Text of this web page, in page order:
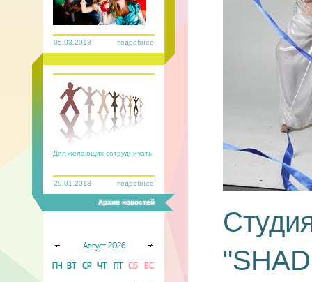
05.03.2013 подробнее
29.01.2013 подробнее
Для желающих сотрудничать
Архив новостей
Август 2026
ПН ВТ СР ЧТ СБ ВС